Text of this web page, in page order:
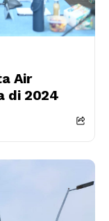
Air
di 2024